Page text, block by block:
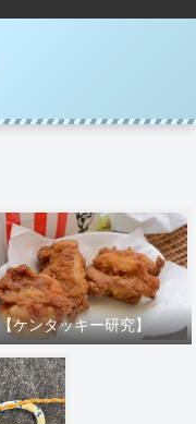
【ケンタッキー研究】